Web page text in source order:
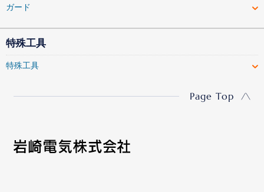
ガード
特殊工具
特殊工具
Page Top